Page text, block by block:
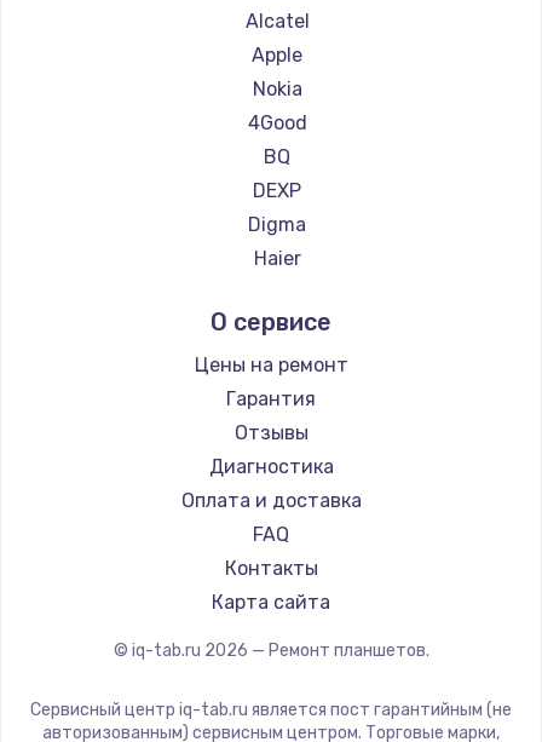
Ремонт планшетов Google
Ремонт планшетов Navitel
Ремонт планшетов Teclast
Ремонт планшетов CHUWI
Alcatel
Apple
Nokia
4Good
BQ
DEXP
Digma
Haier
Prestigio
Microsoft
BlackView
Amazon
Aquarius
Philips
Dell
Getac
ZTE
CHUWI
О сервисе
Цены на ремонт
Гарантия
Отзывы
Диагностика
Оплата и доставка
FAQ
Контакты
Карта сайта
© iq-tab.ru 2026 — Ремонт планшетов.
Сервисный центр iq-tab.ru является пост гарантийным (не
авторизованным) сервисным центром. Торговые марки,